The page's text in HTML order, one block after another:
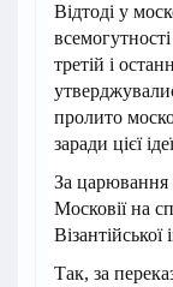
Відтоді у
третій і
пролито
заради цієї
За царювання
Московії на
Так, за